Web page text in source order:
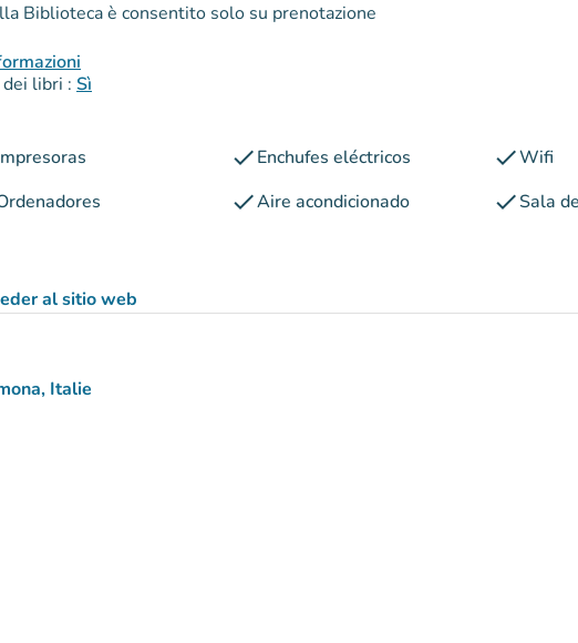
Biblioteca è consentito solo su prenotazione
libri : Sì
checkEnchufes eléctricos checkWifi
checkAire acondicionado checkSala
al sitio web
(nueva pestaña)
Italie
Maps)